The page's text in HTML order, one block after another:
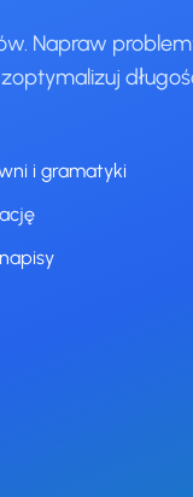
Napraw
i gramatyki